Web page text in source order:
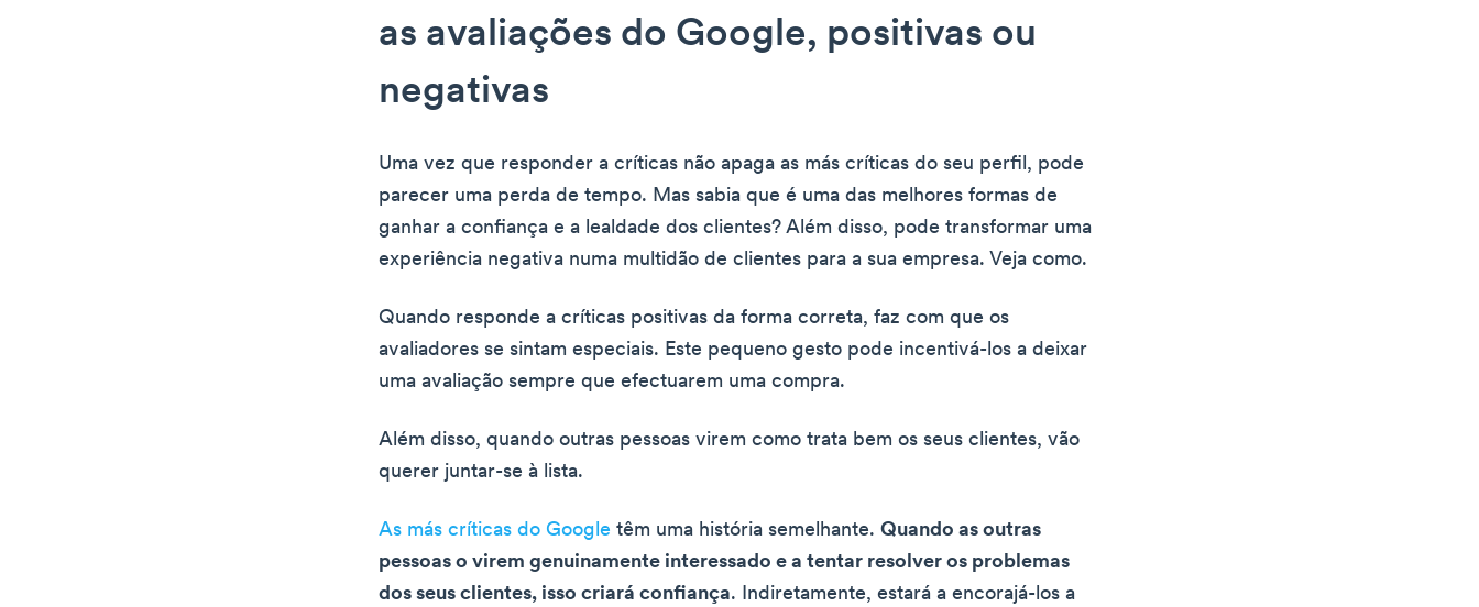
as avaliações do Google, positivas ou
negativas
Uma vez que responder a críticas não apaga as más críticas do seu perfil, pode
parecer uma perda de tempo. Mas sabia que é uma das melhores formas de
ganhar a confiança e a lealdade dos clientes? Além disso, pode transformar uma
experiência negativa numa multidão de clientes para a sua empresa. Veja como.
Quando responde a críticas positivas da forma correta, faz com que os
avaliadores se sintam especiais. Este pequeno gesto pode incentivá-los a deixar
uma avaliação sempre que efectuarem uma compra.
Além disso, quando outras pessoas virem como trata bem os seus clientes, vão
querer juntar-se à lista.
As más críticas do Google têm uma história semelhante. Quando as outras
pessoas o virem genuinamente interessado e a tentar resolver os problemas
dos seus clientes, isso criará confiança. Indiretamente, estará a encorajá-los a